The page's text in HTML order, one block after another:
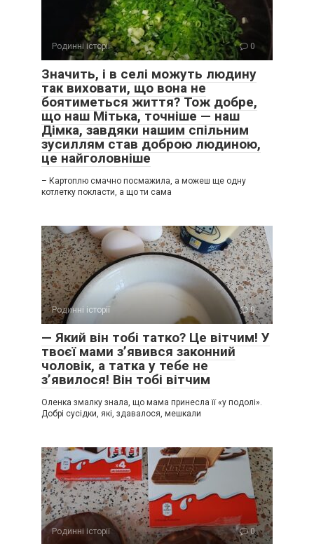
Родинні історії 0
Значить, і в селі можуть людину
так виховати, що вона не
боятиметься життя? Тож добре,
що наш Мітька, точніше — наш
Дімка, завдяки нашим спільним
зусиллям став доброю людиною,
це найголовніше
– Картоплю смачно посмажила, а можеш ще одну
котлетку покласти, а що ти сама
Родинні історії 0
— Який він тобі татко? Це вітчим! У
твоєї мами з’явився законний
чоловік, а татка у тебе не
з’явилося! Він тобі вітчим
Оленка змалку знала, що мама принесла її «у подолі».
Добрі сусідки, які, здавалося, мешкали
Родинні історії 0